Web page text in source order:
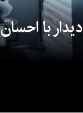
دیدار با